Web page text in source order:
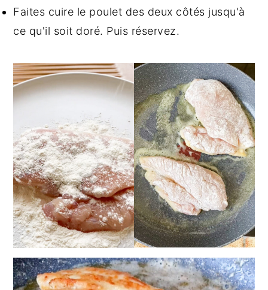
Faites cuire le poulet des deux côtés jusqu'à
ce qu'il soit doré. Puis réservez.